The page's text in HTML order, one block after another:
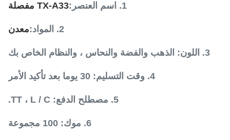
1. اسم العنصر: TX-A33 مفصلة
2. المواد: معدن
3. اللون: الذهب والفضة والنحاس ، والنظام الخاص بك
4. وقت التسليم: 30 يوما بعد تأكيد الأمر
5. مصطلح الدفع: TT ، L / C.
6. موك: 100 مجموعة